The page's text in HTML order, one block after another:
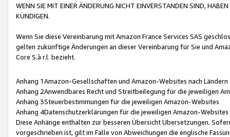
WENN SIE MIT EINER ÄNDERUNG NICHT EINVERSTANDEN SIND,
KÜNDIGEN.
Wenn Sie diese Vereinbarung mit Amazon France Services SAS
gelten zukünftige Änderungen an dieser Vereinbarung für Sie und
Core S.à r.l. bezieht.
Anhang 1Amazon-Gesellschaften und Amazon-Websites nach Ländern
Anhang 2Anwendbares Recht und Streitbeilegung für die jeweiligen
Anhang 3Steuerbestimmungen für die jeweiligen Amazon-Websites
Anhang 4Datenschutzerklärungen für die jeweiligen Amazon-Websites
Diese Anhänge enthalten zur besseren Übersicht Übersetzungen.
vorgeschrieben ist, gilt im Falle von Abweichungen die englische